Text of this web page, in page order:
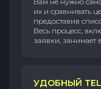
их и сравнивать
предоставив
Весь процесс,
заявки, занимает
УДОБНЫЙ